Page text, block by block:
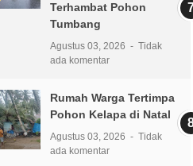
Terhambat Pohon
Tumbang
Agustus 03, 2026
Tidak
ada komentar
Rumah Warga Tertimpa
Pohon Kelapa di Natal
Agustus 03, 2026
Tidak
ada komentar